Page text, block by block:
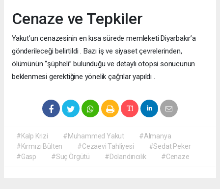
Cenaze ve Tepkiler
Yakut’un cenazesinin en kısa sürede memleketi Diyarbakır’a
gönderileceği belirtildi . Bazı iş ve siyaset çevrelerinden,
ölümünün “şüpheli” bulunduğu ve detaylı otopsi sonucunun
beklenmesi gerektiğine yönelik çağrılar yapıldı .
#Kalp Krizi #Muhammed Yakut
#Almanya
#Kırmızı Bülten
#Cezaevi Tahliyesi
#Sedat Peker
#Gasp
#Suç Örgütü #Dolandırıcılık #Cenaze